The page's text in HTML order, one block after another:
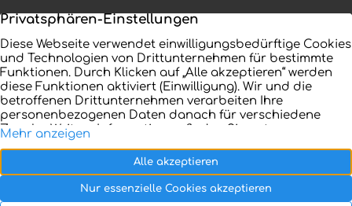
Startseite Immobilienangebote
Referenzen Aktuelles
Unternehmen Kontakt
Verkaufen
Datenschutz
Vertrag widerrufen